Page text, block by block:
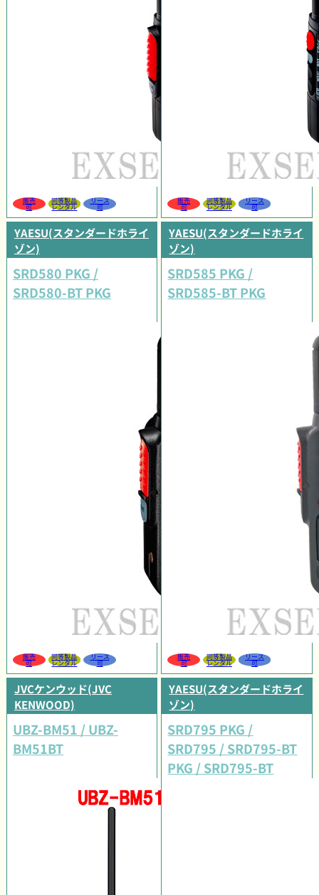
販売
可
同等製品
レンタル
リース
可
販売
可
同等製品
レンタル
リース
可
YAESU(スタンダードホライ
ゾン)
SRD580 PKG /
SRD580-BT PKG
販売
可
同等製品
レンタル
リース
可
YAESU(スタンダードホライ
ゾン)
SRD585 PKG /
SRD585-BT PKG
販売
可
同等製品
レンタル
リース
可
JVCケンウッド(JVC
KENWOOD)
UBZ-BM51 / UBZ-
BM51BT
YAESU(スタンダードホライ
ゾン)
SRD795 PKG /
SRD795 / SRD795-BT
PKG / SRD795-BT